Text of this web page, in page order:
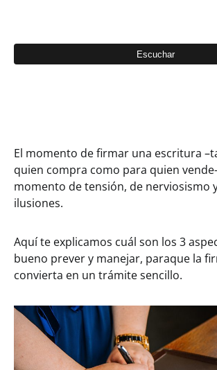
El momento de firmar una escritura
quien compra como para quien
momento de tensión, de nerviosismo
ilusiones.
Aquí te explicamos cuál son los 3
bueno prever y manejar, paraque la
convierta en un trámite sencillo.